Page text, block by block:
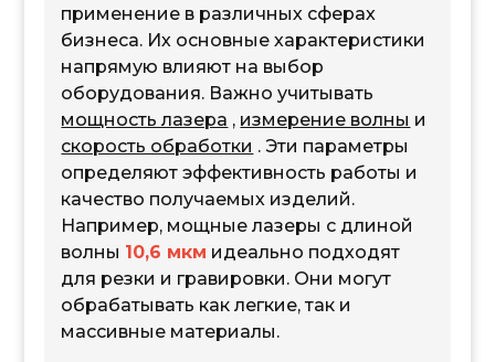
применение в различных сферах
бизнеса. Их основные характеристики
напрямую влияют на выбор
оборудования. Важно учитывать
мощность лазера , измерение волны и
скорость обработки . Эти параметры
определяют эффективность работы и
качество получаемых изделий.
Например, мощные лазеры с длиной
волны 10,6 мкм идеально подходят
для резки и гравировки. Они могут
обрабатывать как легкие, так и
массивные материалы.